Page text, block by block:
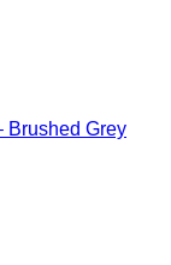
Brushed Grey